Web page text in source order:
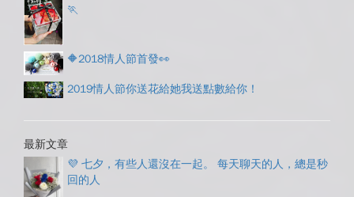
🏃
🔶2018情人節首發👀
2019情人節你送花給她我送點數給你！
最新文章
💜 七夕，有些人還沒在一起。 每天聊天的人，總是秒
回的人